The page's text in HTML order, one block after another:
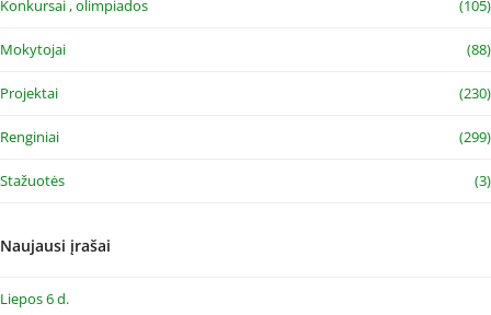
Konkursai , olimpiados (105)
Mokytojai (88)
Projektai (230)
Renginiai (299)
Stažuotės (3)
Naujausi įrašai
Liepos 6 d.